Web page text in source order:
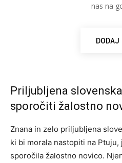
nas na
DODAJ
Priljubljena
sporočiti žalostno
Znana in zelo priljubljena
ki bi morala nastopiti na
sporočila žalostno novico.